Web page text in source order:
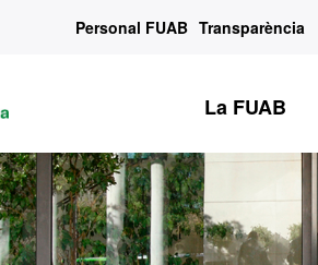
Personal FUAB Transparència
La FUAB